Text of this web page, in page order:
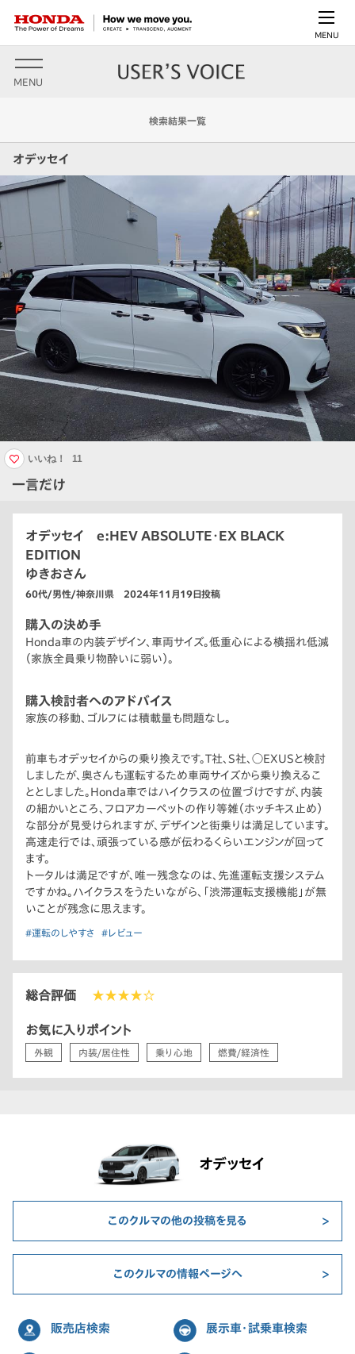
MENU
MENU
検索結果一覧
オデッセイ
一言だけ
いいね！ 11
オデッセイ e:HEV ABSOLUTE・EX BLACK
EDITION
ゆきおさん
60代/男性/神奈川県 2024年11月19日投稿
購入の決め手
Honda車の内装デザイン、車両サイズ。低重心による横揺れ低減
（家族全員乗り物酔いに弱い）。
購入検討者へのアドバイス
家族の移動、ゴルフには積載量も問題なし。
前車もオデッセイからの乗り換えです。T社、S社、◯EXUSと検討
しましたが、奥さんも運転するため車両サイズから乗り換えるこ
ととしました。Honda車ではハイクラスの位置づけですが、内装
の細かいところ、フロアカーペットの作り等雑（ホッチキス止め）
な部分が見受けられますが、デザインと街乗りは満足しています。
高速走行では、頑張っている感が伝わるくらいエンジンが回って
ます。
トータルは満足ですが、唯一残念なのは、先進運転支援システム
ですかね。ハイクラスをうたいながら、「渋滞運転支援機能」が無
いことが残念に思えます。
#運転のしやすさ #レビュー
総合評価 ★★★★☆
お気に入りポイント
外観 内装/居住性 乗り心地 燃費/経済性
オデッセイ
このクルマの他の投稿を見る
このクルマの情報ページへ
販売店検索 展示車・試乗車検索